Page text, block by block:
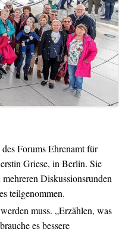
Forums Ehrenamt für
Griese, in Berlin. Sie
Diskussionsrunden
teilgenommen.
muss. „Erzählen, was
es bessere